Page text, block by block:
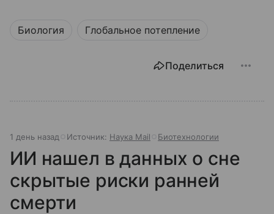
Биология Глобальное потепление
Поделиться
1 день назад Источник: Наука Mail Биотехнологии
ИИ нашел в данных о сне
скрытые риски ранней
смерти